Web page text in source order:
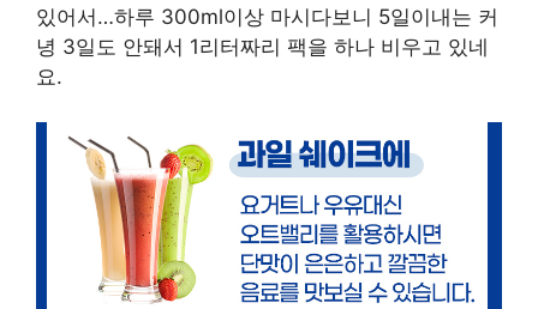
있어서…하루 300ml이상 마시다보니 5일이내는 커
녕 3일도 안돼서 1리터짜리 팩을 하나 비우고 있네
요.